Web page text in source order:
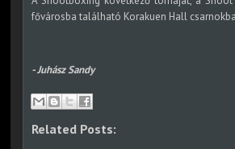
fővárosba található Korakuen Hall
- Juhász Sandy
Related Posts: